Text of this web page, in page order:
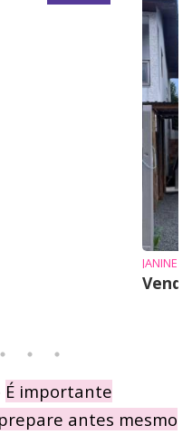
JANINE
É importante
antes mesmo